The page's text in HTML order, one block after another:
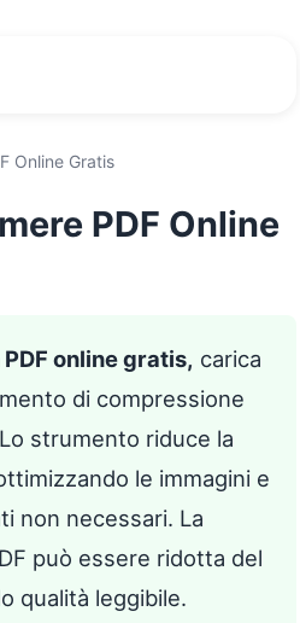
Online Gratis
PDF Online
online gratis, carica
di compressione
strumento riduce la
le immagini e
non necessari. La
può essere ridotta del
qualità leggibile.